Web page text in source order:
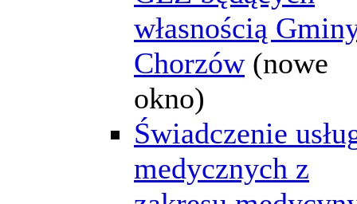
własnością
Chorzów (nowe
okno)
Świadczenie
medycznych z